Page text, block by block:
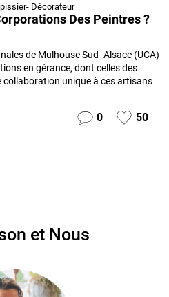
Décorateur
Des Peintres ?
de Mulhouse Sud- Alsace (UCA)
en gérance, dont celles des
collaboration unique à ces artisans
0 50
et Nous